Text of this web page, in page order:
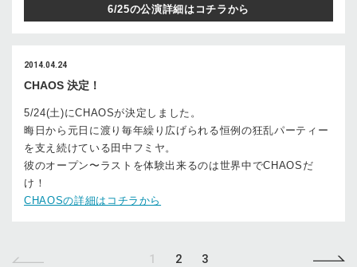
6/25の公演詳細はコチラから
2014.04.24
CHAOS 決定！
5/24(土)にCHAOSが決定しました。
晦日から元日に渡り毎年繰り広げられる恒例の狂乱パーティー
を支え続けている田中フミヤ。
彼のオープン〜ラストを体験出来るのは世界中でCHAOSだ
け！
CHAOSの詳細はコチラから
1 2 3